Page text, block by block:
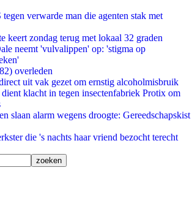
verwarde man die agenten stak met
keert zondag terug met lokaal 32 graden
neemt 'vulvalippen' op: 'stigma op
overleden
uit vak gezet om ernstig alcoholmisbruik
klacht in tegen insectenfabriek Protix om
slaan alarm wegens droogte: Gereedschapskist
die 's nachts haar vriend bezocht terecht